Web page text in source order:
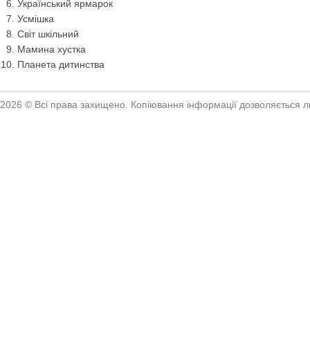
Український ярмарок
Усмішка
Світ шкільний
Мамина хустка
Планета дитинства
2026 © Всі права захищено. Копіювання інформації дозволяється